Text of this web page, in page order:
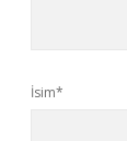
İsim*